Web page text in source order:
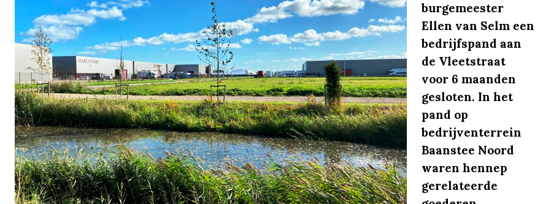
burgemeester
Ellen van Selm een
bedrijfspand aan
de Vleetstraat
voor 6 maanden
gesloten. In het
pand op
bedrijventerrein
Baanstee Noord
waren hennep
gerelateerde